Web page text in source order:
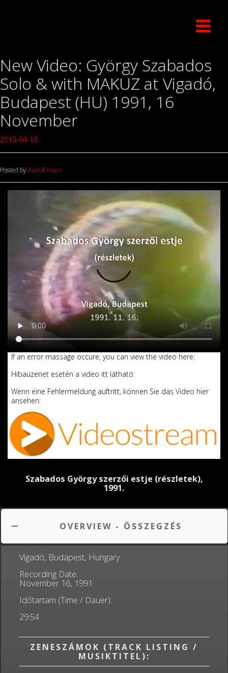
New Video: György Szabados
Solo & with MAKUZ at Vigadó,
Budapest (HU) 1991, 16
November
2019-04-16
Posted by Rudolf Kraus
If an error massage occure, you can view the video here:
Hibaüzenet esetén a video itt látható:
Wenn eine Fehlermeldung auftritt, können Sie das Video hier
ansehen:
Szabados György szerzői estje (részletek),
1991.
OVERVIEW - ÖSSZEGZÉS
Vigadó, Budapest, Hungary
Recording Date:
November 16, 1991
Időtartam (Time / Dauer):
29:54
ZENESZÁMOK (TRACK LISTING /
MUSIKTITEL):